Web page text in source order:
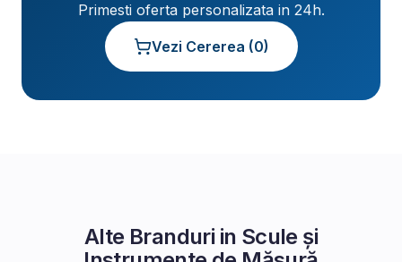
Primesti oferta personalizata in 24h.
Vezi Cererea (0)
Alte Branduri in Scule și